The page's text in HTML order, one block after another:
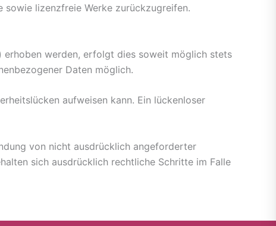
lizenzfreie Werke zurückzugreifen.
erhoben werden, erfolgt dies soweit möglich stets
Daten möglich.
aufweisen kann. Ein lückenloser
von nicht ausdrücklich angeforderter
sich ausdrücklich rechtliche Schritte im Falle